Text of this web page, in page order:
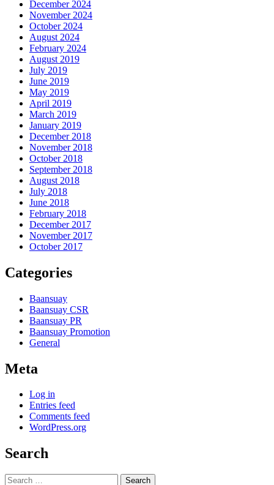
December 2024
November 2024
October 2024
August 2024
February 2024
August 2019
July 2019
June 2019
May 2019
April 2019
March 2019
January 2019
December 2018
November 2018
October 2018
September 2018
August 2018
July 2018
June 2018
February 2018
December 2017
November 2017
October 2017
Categories
Baansuay
Baansuay CSR
Baansuay PR
Baansuay Promotion
General
Meta
Log in
Entries feed
Comments feed
WordPress.org
Search
Search